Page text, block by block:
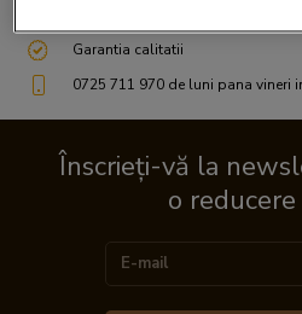
Garantia calitatii
0725 711 970 de luni pana vineri
Înscrieți-vă la
o